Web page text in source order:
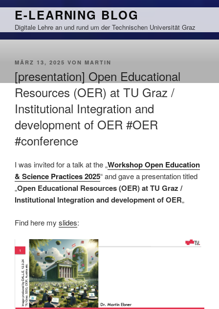
Zum
springen
E-LEARNING BLOG
Digitale Lehre an und rund um der Technischen Universität Graz
VERÖFFENTLICHT
MÄRZ 13, 2025 VON MARTIN
[presentation] Open Educational
Resources (OER) at TU Graz /
Institutional Integration and
development of OER #OER
#conference
I was invited for a talk at the „Workshop Open Education
& Science Practices 2025“ and gave a presentation titled
„Open Educational Resources (OER) at TU Graz /
Institutional Integration and development of OER„
Find here my slides: